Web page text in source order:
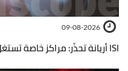
09-08-2026
ISI أريانة تحذّر: مراكز خاصة تستغل اسم المعهد لتحقيق أرباح